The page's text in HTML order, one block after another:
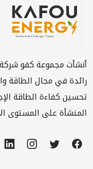
أنشأت مجموعة كفو
رائدة في مجال الطاقة
تحسين كفاءة الطاقة
المنشأة على المستوى